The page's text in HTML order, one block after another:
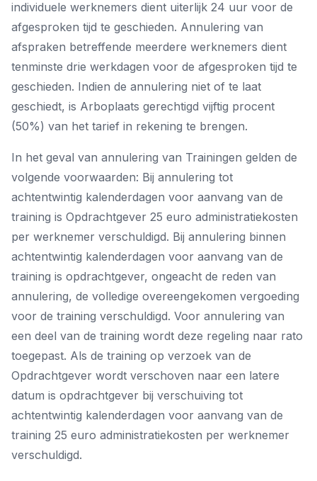
individuele werknemers dient uiterlijk 24 uur voor de
afgesproken tijd te geschieden. Annulering van
afspraken betreffende meerdere werknemers dient
tenminste drie werkdagen voor de afgesproken tijd te
geschieden. Indien de annulering niet of te laat
geschiedt, is Arboplaats gerechtigd vijftig procent
(50%) van het tarief in rekening te brengen.
In het geval van annulering van Trainingen gelden de
volgende voorwaarden: Bij annulering tot
achtentwintig kalenderdagen voor aanvang van de
training is Opdrachtgever 25 euro administratiekosten
per werknemer verschuldigd. Bij annulering binnen
achtentwintig kalenderdagen voor aanvang van de
training is opdrachtgever, ongeacht de reden van
annulering, de volledige overeengekomen vergoeding
voor de training verschuldigd. Voor annulering van
een deel van de training wordt deze regeling naar rato
toegepast. Als de training op verzoek van de
Opdrachtgever wordt verschoven naar een latere
datum is opdrachtgever bij verschuiving tot
achtentwintig kalenderdagen voor aanvang van de
training 25 euro administratiekosten per werknemer
verschuldigd.